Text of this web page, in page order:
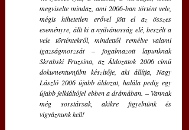
megviselte mindaz, ami 2006-ban történt vele,
mégis hihetetlen erővel jött el az összes
eseményre, állt ki a nyilvánosság elé, beszélt a
vele történtekről, mindettől remélve valami
igazságmorzsát – fogalmazott lapunknak
Skrabski Fruzsina, az Áldozatok 2006 című
dokumentumfilm készítője, aki állítja, Nagy
László 2006 újabb áldozat, halála pedig egy
újabb felkiáltójel ebben a drámában. – Vannak
még sorstársak, akikre figyelnünk és
vigyáznunk kell!